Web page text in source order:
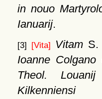
in nouo
Ianuarij.
[3] [Vita] Vitam
Ioanne
Theol.
Kilkenniensi